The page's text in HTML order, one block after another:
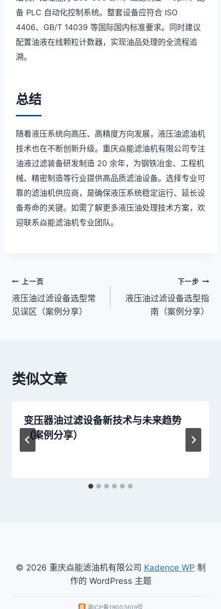
备 PLC 自动化控制系统。整套设备应符合 ISO
4406、GB/T 14039 等国际国内标准要求。同时建议
配置油液在线颗粒计数器，实现油品处理的全流程追
溯。
总结
随着液压系统向高压、高精度方向发展，液压油滤油机
技术也在不断创新升级。重庆焱能滤油机有限公司专注
油液过滤装备研发制造 20 余年，为钢铁冶金、工程机
械、精密制造等行业提供高品质滤油设备。选择专业可
靠的滤油机供应商，是确保液压系统稳定运行、延长设
备寿命的关键。如需了解更多液压油处理技术方案，欢
迎联系焱能滤油机专业团队。
文
章
上一页
液压油过滤设备选型常
见误区（案例分享）
下一步
液压油过滤设备选型指
南（案例分享）
类似文章
变压器油过滤设备新技术与未来趋势
（案例分享）
© 2026 重庆焱能滤油机有限公司 Kadence WP 制
作的 WordPress 主题
渝ICP备19003619号